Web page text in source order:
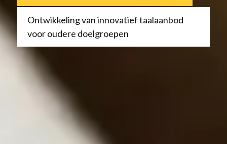
Ontwikkeling van innovatief taalaanbod
voor oudere doelgroepen